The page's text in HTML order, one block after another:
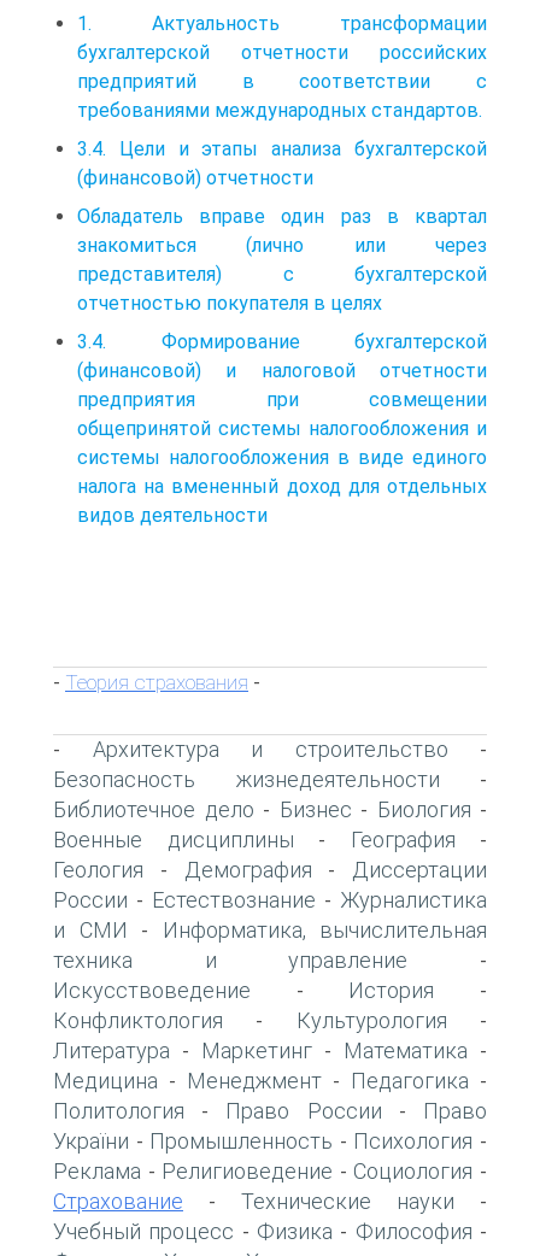
1. Актуальность трансформации
бухгалтерской отчетности российских
предприятий в соответствии с
требованиями международных стандартов.
3.4. Цели и этапы анализа бухгалтерской
(финансовой) отчетности
Обладатель вправе один раз в квартал
знакомиться (лично или через
представителя) с бухгалтерской
отчетностью покупателя в целях
3.4. Формирование бухгалтерской
(финансовой) и налоговой отчетности
предприятия при совмещении
общепринятой системы налогообложения и
системы налогообложения в виде единого
налога на вмененный доход для отдельных
видов деятельности
- Теория страхования -
- Архитектура и строительство -
Безопасность жизнедеятельности -
Библиотечное дело - Бизнес - Биология -
Военные дисциплины - География -
Геология - Демография -
Диссертации
России - Естествознание - Журналистика
и СМИ -
Информатика, вычислительная
техника и управление -
Искусствоведение - История -
Конфликтология - Культурология -
Литература - Маркетинг - Математика -
Медицина - Менеджмент - Педагогика -
Политология - Право России -
Право
України - Промышленность - Психология -
Реклама - Религиоведение - Социология -
Страхование - Технические науки -
Учебный процесс - Физика - Философия -